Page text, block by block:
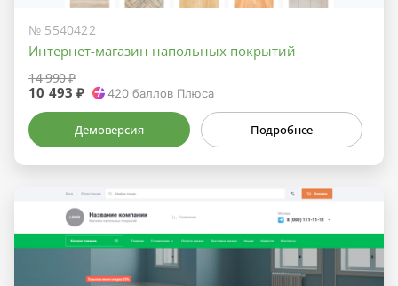
№ 5540422
Интернет-магазин напольных покрытий
14 990 ₽
10 493 ₽ 420баллов Плюса
Демоверсия Подробнее